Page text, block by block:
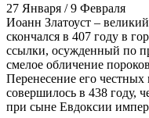
27 Января / 9 Февраля
Иоанн Златоуст –
скончался в 407 году в
ссылки, осужденный по
смелое обличение
Перенесение его
совершилось в 438 году,
при сыне Евдоксии